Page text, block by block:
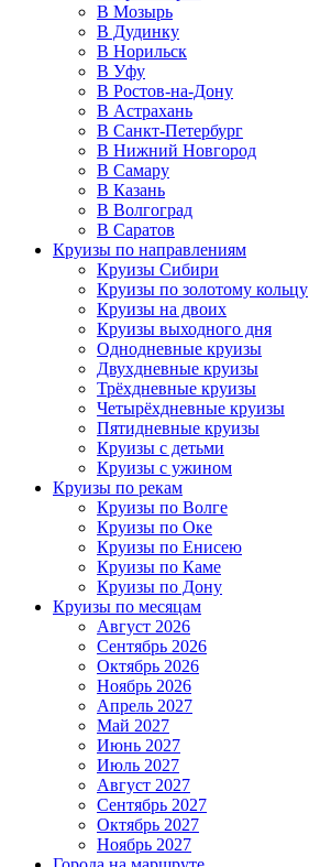
В Мозырь
В Дудинку
В Норильск
В Уфу
В Ростов-на-Дону
В Астрахань
В Санкт-Петербург
В Нижний Новгород
В Самару
В Казань
В Волгоград
В Саратов
Круизы по направлениям
Круизы Сибири
Круизы по золотому кольцу
Круизы на двоих
Круизы выходного дня
Однодневные круизы
Двухдневные круизы
Трёхдневные круизы
Четырёхдневные круизы
Пятидневные круизы
Круизы с детьми
Круизы с ужином
Круизы по рекам
Круизы по Волге
Круизы по Оке
Круизы по Енисею
Круизы по Каме
Круизы по Дону
Круизы по месяцам
Август 2026
Сентябрь 2026
Октябрь 2026
Ноябрь 2026
Апрель 2027
Май 2027
Июнь 2027
Июль 2027
Август 2027
Сентябрь 2027
Октябрь 2027
Ноябрь 2027